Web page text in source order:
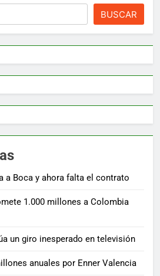
BUSCAR
a Boca y ahora falta el contrato
1.000 millones a Colombia
un giro inesperado en televisión
anuales por Enner Valencia